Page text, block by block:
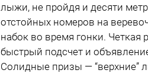
лыжи, не пройдя и десяти
отстойных номеров на
набок во время гонки. Четкая
быстрый подсчет и
Солидные призы — “верхние”